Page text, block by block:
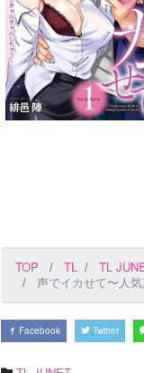
TOP TL
TL
声でイカせて〜人気
Facebook Twitter